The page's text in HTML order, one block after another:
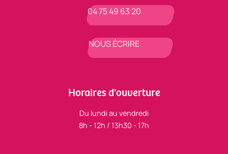
04 75 49 63 20
NOUS ÉCRIRE
Horaires d'ouverture
Du lundi au vendredi
8h - 12h / 13h30 - 17h